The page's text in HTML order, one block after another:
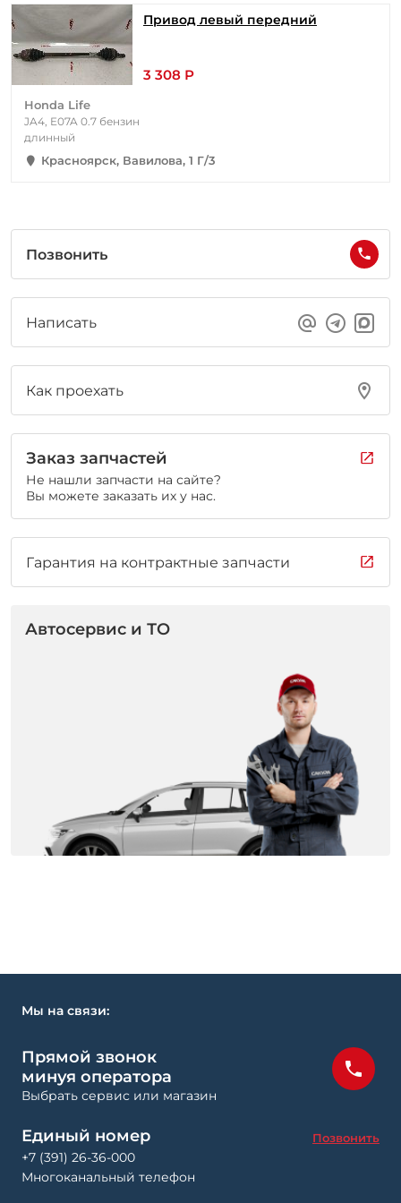
Привод левый передний
3 308 Р
Honda Life
JA4, E07A 0.7 бензин
длинный
Красноярск, Вавилова, 1 Г/3
Позвонить
Написать
Как проехать
Заказ запчастей
Не нашли запчасти на сайте?
Вы можете заказать их у нас.
Гарантия на контрактные запчасти
Автосервис и ТО
Мы на связи:
Прямой звонок
минуя оператора
Выбрать сервис или магазин
Единый номер Позвонить
+7 (391) 26-36-000
Многоканальный телефон